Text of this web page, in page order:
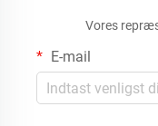
Vores
E-mail